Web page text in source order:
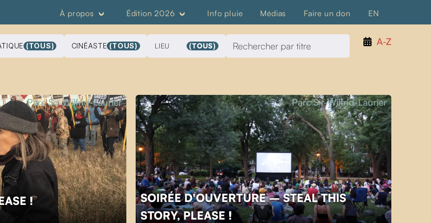
À propos Édition 2026 Info pluie Médias Faire un don EN
A‑Z
(TOUS) CINÉASTE (TOUS) LIEU (TOUS)
!
Parc Sir-Wilfrid-Laurier
SOIRÉE D'OUVERTURE – STEAL THIS
STORY, PLEASE !
Parc Sir-Wilfrid-Laurier